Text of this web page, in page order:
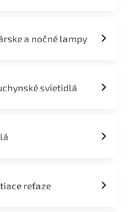
a nočné lampy
svietidlá
reťaze